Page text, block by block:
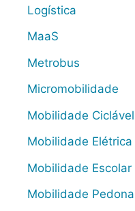
Logística
MaaS
Metrobus
Micromobilidade
Mobilidade Ciclável
Mobilidade Elétrica
Mobilidade Escolar
Mobilidade